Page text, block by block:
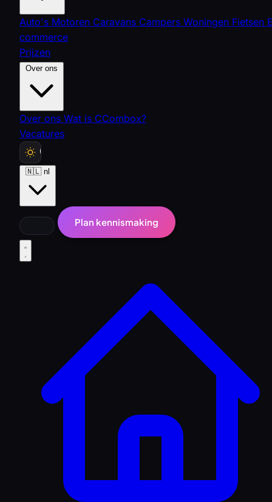
Auto's Motoren Caravans Campers Woningen Fietsen
commerce
Prijzen
Over ons Wat is CCombox?
Vacatures
🇳🇱 nl
Plan kennismaking